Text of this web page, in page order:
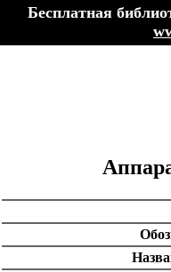
Бесплатная